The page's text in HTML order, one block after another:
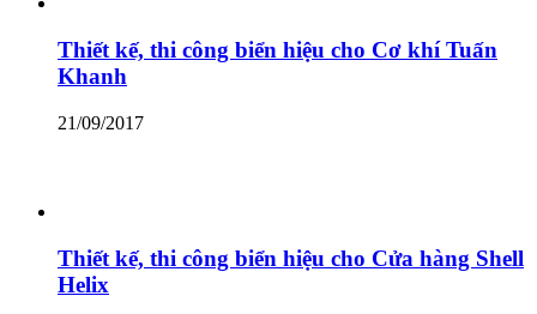
Thiết kế, thi công biển hiệu cho Cơ khí Tuấn
Khanh
21/09/2017
Thiết kế, thi công biển hiệu cho Cửa hàng Shell
Helix